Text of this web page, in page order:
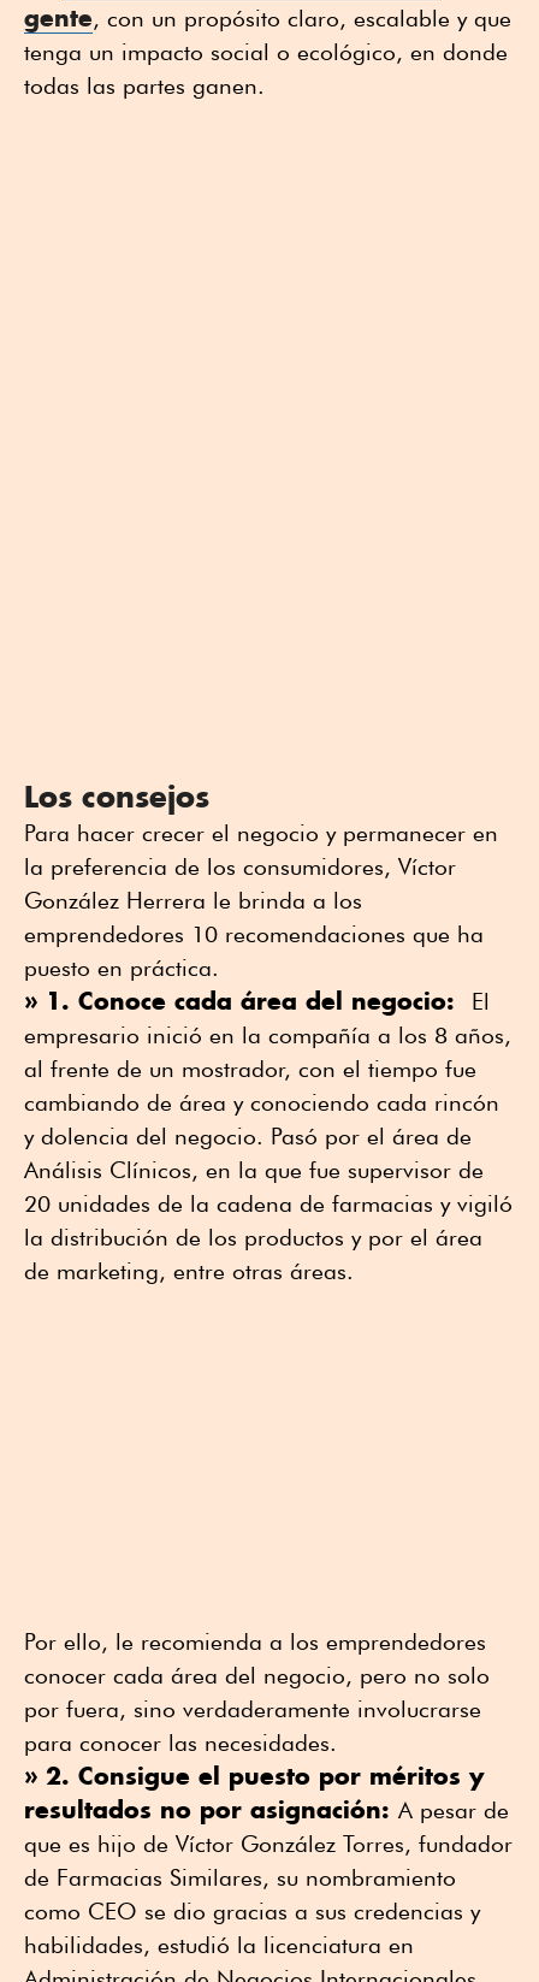
gente, con un propósito claro, escalable y que
tenga un impacto social o ecológico, en donde
todas las partes ganen.
Los consejos
Para hacer crecer el negocio y permanecer en
la preferencia de los consumidores, Víctor
González Herrera le brinda a los
emprendedores 10 recomendaciones que ha
puesto en práctica.
» 1. Conoce cada área del negocio:
El
empresario inició en la compañía a los 8 años,
al frente de un mostrador, con el tiempo fue
cambiando de área y conociendo cada rincón
y dolencia del negocio. Pasó por el área de
Análisis Clínicos, en la que fue supervisor de
20 unidades de la cadena de farmacias y vigiló
la distribución de los productos y por el área
de marketing, entre otras áreas.
Por ello, le recomienda a los emprendedores
conocer cada área del negocio, pero no solo
por fuera, sino verdaderamente involucrarse
para conocer las necesidades.
» 2. Consigue el puesto por méritos y
resultados no por asignación: A pesar de
que es hijo de Víctor González Torres, fundador
de Farmacias Similares, su nombramiento
como CEO se dio gracias a sus credencias y
habilidades, estudió la licenciatura en